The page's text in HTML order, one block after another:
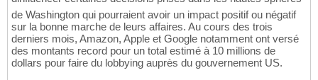
de Washington qui pourraient avoir un impact positif ou négatif
sur la bonne marche de leurs affaires. Au cours des trois
derniers mois, Amazon, Apple et Google notamment ont versé
des montants record pour un total estimé à 10 millions de
dollars pour faire du lobbying auprès du gouvernement US.